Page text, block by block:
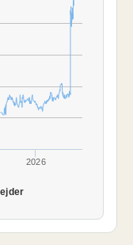
2026